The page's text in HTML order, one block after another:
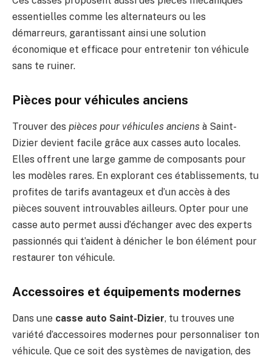
essentielles comme les alternateurs ou les
démarreurs, garantissant ainsi une solution
économique et efficace pour entretenir ton véhicule
sans te ruiner.
Pièces pour véhicules anciens
Trouver des pièces pour véhicules anciens à Saint-
Dizier devient facile grâce aux casses auto locales.
Elles offrent une large gamme de composants pour
les modèles rares. En explorant ces établissements, tu
profites de tarifs avantageux et d’un accès à des
pièces souvent introuvables ailleurs. Opter pour une
casse auto permet aussi d’échanger avec des experts
passionnés qui t’aident à dénicher le bon élément pour
restaurer ton véhicule.
Accessoires et équipements modernes
Dans une casse auto Saint-Dizier, tu trouves une
variété d’accessoires modernes pour personnaliser ton
véhicule. Que ce soit des systèmes de navigation, des